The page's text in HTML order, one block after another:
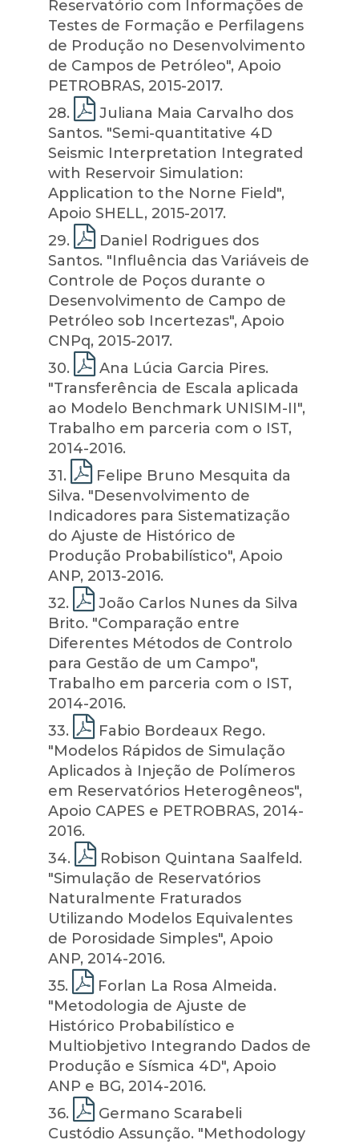
Reservatório com Informações de
Testes de Formação e Perfilagens
de Produção no Desenvolvimento
de Campos de Petróleo", Apoio
PETROBRAS, 2015-2017.
28.
Juliana Maia Carvalho dos
Santos. "Semi-quantitative 4D
Seismic Interpretation Integrated
with Reservoir Simulation:
Application to the Norne Field",
Apoio SHELL, 2015-2017.
29.
Daniel Rodrigues dos
Santos. "Influência das Variáveis de
Controle de Poços durante o
Desenvolvimento de Campo de
Petróleo sob Incertezas", Apoio
CNPq, 2015-2017.
30.
Ana Lúcia Garcia Pires.
"Transferência de Escala aplicada
ao Modelo Benchmark UNISIM-II",
Trabalho em parceria com o IST,
2014-2016.
31.
Felipe Bruno Mesquita da
Silva. "Desenvolvimento de
Indicadores para Sistematização
do Ajuste de Histórico de
Produção Probabilístico", Apoio
ANP, 2013-2016.
32.
João Carlos Nunes da Silva
Brito. "Comparação entre
Diferentes Métodos de Controlo
para Gestão de um Campo",
Trabalho em parceria com o IST,
2014-2016.
33.
Fabio Bordeaux Rego.
"Modelos Rápidos de Simulação
Aplicados à Injeção de Polímeros
em Reservatórios Heterogêneos",
Apoio CAPES e PETROBRAS, 2014-
2016.
34.
Robison Quintana Saalfeld.
"Simulação de Reservatórios
Naturalmente Fraturados
Utilizando Modelos Equivalentes
de Porosidade Simples", Apoio
ANP, 2014-2016.
35.
Forlan La Rosa Almeida.
"Metodologia de Ajuste de
Histórico Probabilístico e
Multiobjetivo Integrando Dados de
Produção e Sísmica 4D", Apoio
ANP e BG, 2014-2016.
36.
Germano Scarabeli
Custódio Assunção. "Methodology